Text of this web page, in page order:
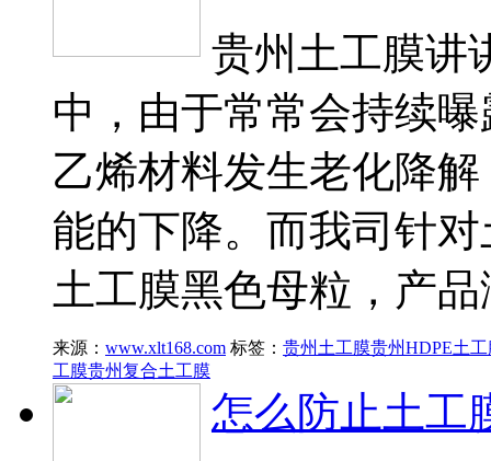
贵州土工膜讲
中，由于常常会持续
乙烯材料发生老化降
能的下降。而我司针
土工膜黑色母粒，产
来源： www.xlt168.com 标签： 贵州土工膜贵州HDPE土工
工膜贵州复合土工膜
怎么防止土工